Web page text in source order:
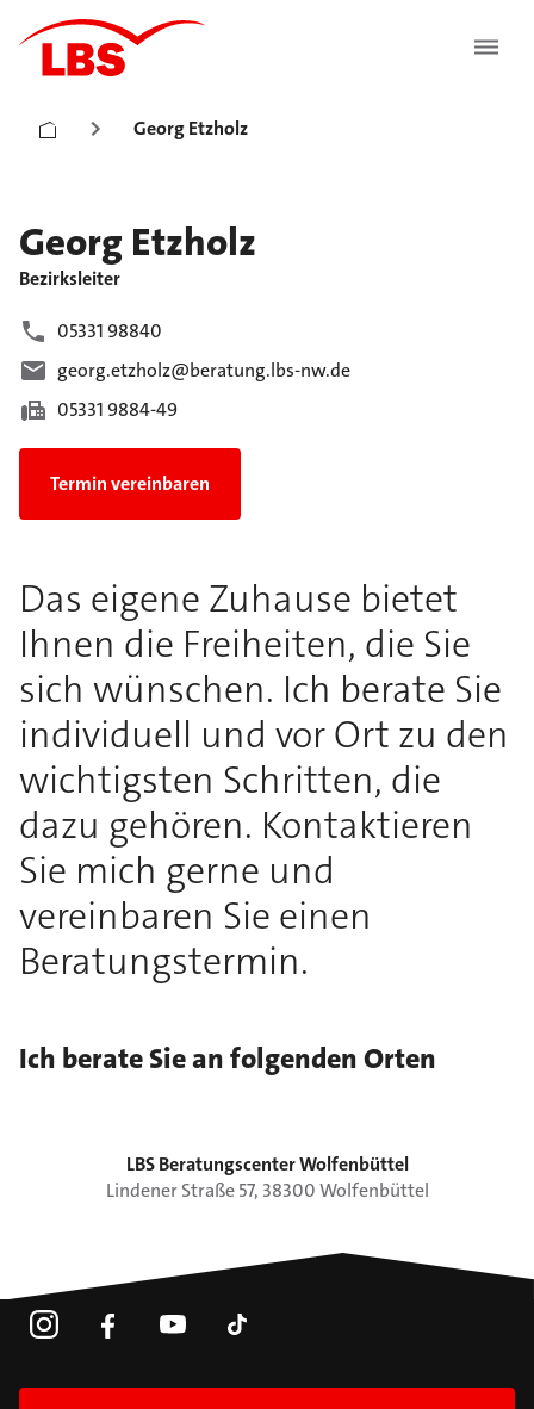
Georg Etzholz
Georg Etzholz
Bezirksleiter
05331 98840
georg.etzholz@beratung.lbs-nw.de
05331 9884-49
Termin vereinbaren
Das eigene Zuhause bietet
Ihnen die Freiheiten, die Sie
sich wünschen. Ich berate Sie
individuell und vor Ort zu den
wichtigsten Schritten, die
dazu gehören. Kontaktieren
Sie mich gerne und
vereinbaren Sie einen
Beratungstermin.
Ich berate Sie an folgenden Orten
LBS Beratungscenter Wolfenbüttel
Lindener Straße 57, 38300Wolfenbüttel